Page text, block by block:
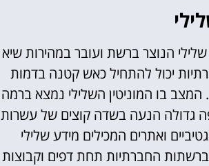
הנוצר ברשת ועובר במהירות שיא
יכול להתחיל כאש קטנה בדמות
המצב בו המוניטין השלילי נמצא ברמה
גדולה הנעה בשדה קוצים של עשרות
ואתרים המכילים מידע שלילי
החברתיות תחת דפים וקבוצות